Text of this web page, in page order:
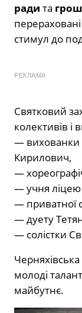
ради та
перераховані
стимул до
РЕКЛАМА
Святковий
колективів і
— вихованки
Кирилович,
—
— учня ліцею
— приватної
— дуету
— солістки
молоді
майбутнє.